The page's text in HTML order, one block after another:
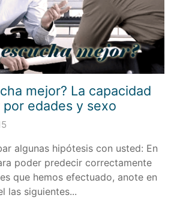
mejor? La capacidad
edades y sexo
algunas hipótesis con usted: En
poder predecir correctamente
que hemos efectuado, anote en
las siguientes...